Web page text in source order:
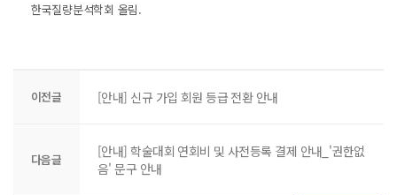
한국질량분석학회 올림.
이전글 [안내] 신규 가입 회원 등급 전환 안내
다음글
[안내] 학술대회 연회비 및 사전등록 결제 안내_'권한없
음' 문구 안내